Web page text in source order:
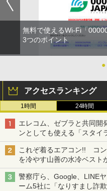
無料で使えるWi-Fi「
3つのポイント
●
アクセスランキング
1時間 24時間
エレコム、ゼブラと共同開
ンとしても使える「スタ
も、持ち替えずに書き込め
これぞ着るエアコン!! コ
を冷やす山善の水冷ベスト
ち・ざ・ろーど！その14
警察庁ら、Google、LINE
ーム5社に「なりすまし詐